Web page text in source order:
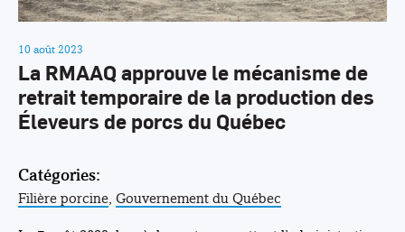
10 août 2023
La RMAAQ approuve le mécanisme de
retrait temporaire de la production des
Éleveurs de porcs du Québec
Catégories:
Filière porcine, Gouvernement du Québec